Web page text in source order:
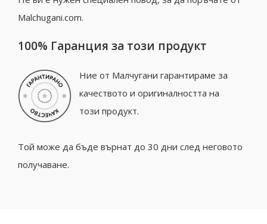
Malchugani.com.
100% Гаранция за този продукт
Ние от Малчугани гарантираме за
качеството и оригиналността на
този продукт.
Той може да бъде върнат до 30 дни след неговото
получаване.